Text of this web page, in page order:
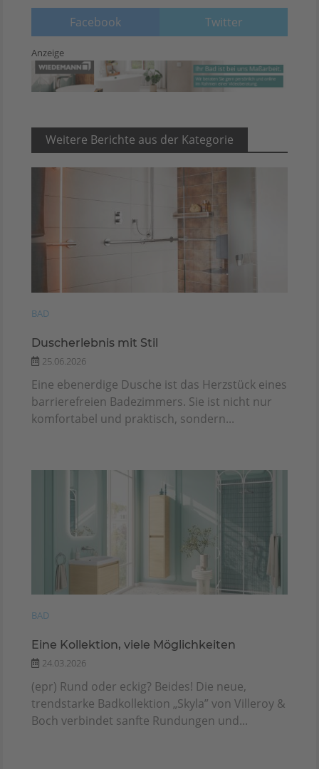
Facebook Twitter
Anzeige
Weitere Berichte aus der Kategorie
BAD
Duscherlebnis mit Stil
25.06.2026
Eine ebenerdige Dusche ist das Herzstück eines
barrierefreien Badezimmers. Sie ist nicht nur
komfortabel und praktisch, sondern...
BAD
Eine Kollektion, viele Möglichkeiten
24.03.2026
(epr) Rund oder eckig? Beides! Die neue,
trendstarke Badkollektion „Skyla” von Villeroy &
Boch verbindet sanfte Rundungen und...